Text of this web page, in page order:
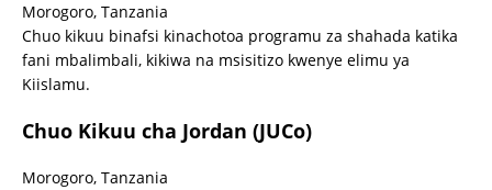
Morogoro, Tanzania
Chuo kikuu binafsi kinachotoa programu za shahada katika
fani mbalimbali, kikiwa na msisitizo kwenye elimu ya
Kiislamu.
Chuo Kikuu cha Jordan (JUCo)
Morogoro, Tanzania